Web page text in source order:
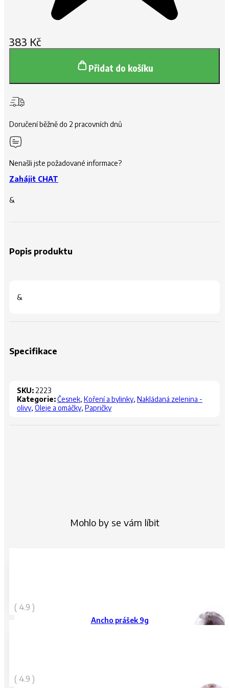
383 Kč
Přidat do košíku
Doručení běžně do 2 pracovních dnů
Nenašli jste požadované informace?
Zahájit CHAT
&
Popis produktu
&
Specifikace
SKU: 2223
Kategorie:Česnek, Koření a bylinky, Nakládaná zelenina -
olivy, Oleje a omáčky, Papričky
Mohlo by se vám líbit
( 4.9 )
Ancho prášek 9g
80Kč
( 4.9 )
179 Kč